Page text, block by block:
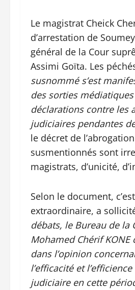
Le magistrat Cheick
d’arrestation de
général de la Cour
Assimi Goïta. Les
susnommé s’est
des sorties
déclarations contre les
judiciaires pendantes
le décret de
susmentionnés sont
magistrats, d’unicité,
Selon le document,
extraordinaire, a
débats, le Bureau de la
Mohamed Chérif
dans l’opinion
l’efficacité et
judiciaire en cette